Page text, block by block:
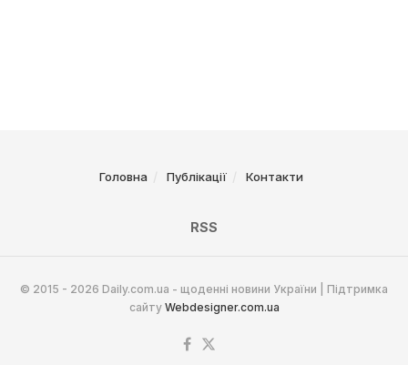
Головна Публікації Контакти
RSS
© 2015 - 2026 Daily.com.ua - щоденні новини України | Підтримка
сайту Webdesigner.com.ua